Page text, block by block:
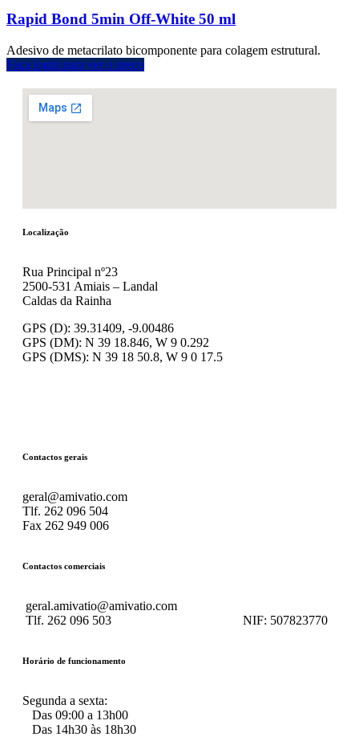
Rapid Bond 5min Off-White 50 ml
Adesivo de metacrilato bicomponente para colagem estrutural.
Faça login para ver o preço
Localização
Rua Principal nº23
2500-531 Amiais – Landal
Caldas da Rainha
GPS (D): 39.31409, -9.00486
GPS (DM): N 39 18.846, W 9 0.292
GPS (DMS): N 39 18 50.8, W 9 0 17.5
Contactos gerais
geral@amivatio.com
Tlf. 262 096 504
Fax 262 949 006
Contactos comerciais
geral.amivatio@amivatio.com
Tlf. 262 096 503 NIF: 507823770
Horário de funcionamento
Segunda a sexta:
Das 09:00 a 13h00
Das 14h30 às 18h30